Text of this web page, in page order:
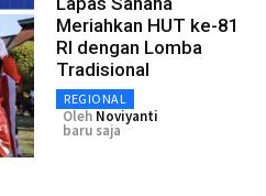
Meriahkan HUT ke-81
RI dengan Lomba
Tradisional
REGIONAL
Oleh Noviyanti
baru saja